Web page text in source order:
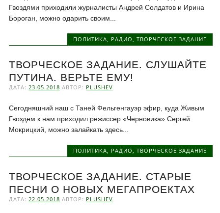
Гвоздями приходили журналисты Андрей Солдатов и Ирина
Бороган, можно одарить своим...
ПОЛИТИКА, РАДИО, ТВОРЧЕСКОЕ ЗАДАНИЕ
ТВОРЧЕСКОЕ ЗАДАНИЕ. СЛУШАЙТЕ
ПУТИНА. ВЕРЬТЕ ЕМУ!
ДАТА:23.05.2018 АВТОР: PLUSHEV
Сегодняшний наш с Таней Фельгенгауэр эфир, куда Живым
Гвоздем к нам приходил режиссер «Черновика» Сергей
Мокрицкий, можно залайкать здесь...
ПОЛИТИКА, РАДИО, ТВОРЧЕСКОЕ ЗАДАНИЕ
ТВОРЧЕСКОЕ ЗАДАНИЕ. СТАРЫЕ
ПЕСНИ О НОВЫХ МЕГАПРОЕКТАХ
ДАТА: 22.05.2018 АВТОР: PLUSHEV